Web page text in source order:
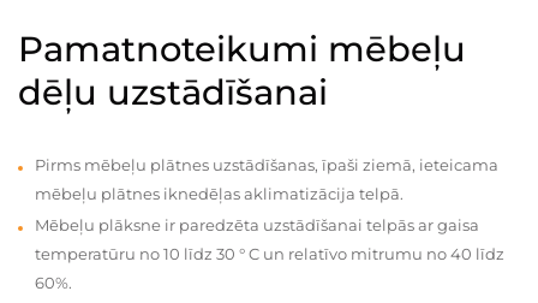
Pamatnoteikumi mēbeļu
dēļu uzstādīšanai
Pirms mēbeļu plātnes uzstādīšanas, īpaši ziemā, ieteicama
mēbeļu plātnes iknedēļas aklimatizācija telpā.
Mēbeļu plāksne ir paredzēta uzstādīšanai telpās ar gaisa
temperatūru no 10 līdz 30 ° C un relatīvo mitrumu no 40 līdz
60%.